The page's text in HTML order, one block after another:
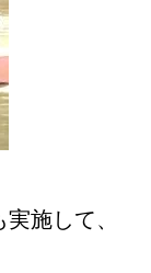
施して、